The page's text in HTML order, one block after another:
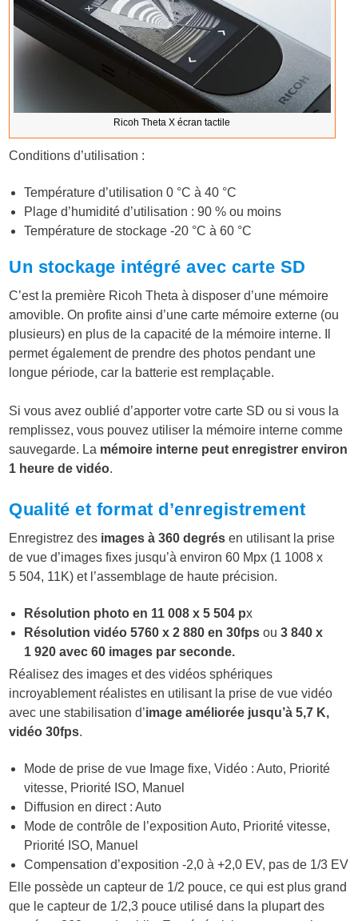
Ricoh Theta X écran tactile
Conditions d’utilisation :
Température d’utilisation 0 °C à 40 °C
Plage d’humidité d’utilisation : 90 % ou moins
Température de stockage -20 °C à 60 °C
Un stockage intégré avec carte SD
C’est la première Ricoh Theta à disposer d’une mémoire
amovible. On profite ainsi d’une carte mémoire externe (ou
plusieurs) en plus de la capacité de la mémoire interne. Il
permet également de prendre des photos pendant une
longue période, car la batterie est remplaçable.
Si vous avez oublié d’apporter votre carte SD ou si vous la
remplissez, vous pouvez utiliser la mémoire interne comme
sauvegarde. La mémoire interne peut enregistrer environ
1 heure de vidéo.
Qualité et format d’enregistrement
Enregistrez des images à 360 degrés en utilisant la prise
de vue d’images fixes jusqu’à environ 60 Mpx (1 1008 x
5 504, 11K) et l’assemblage de haute précision.
Résolution photo en 11 008 x 5 504 px
Résolution vidéo 5760 x 2 880 en 30fps ou3 840 x
1 920 avec 60 images par seconde.
Réalisez des images et des vidéos sphériques
incroyablement réalistes en utilisant la prise de vue vidéo
avec une stabilisation d’image améliorée jusqu’à 5,7 K,
vidéo 30fps.
Mode de prise de vue Image fixe, Vidéo : Auto, Priorité
vitesse, Priorité ISO, Manuel
Diffusion en direct : Auto
Mode de contrôle de l’exposition Auto, Priorité vitesse,
Priorité ISO, Manuel
Compensation d’exposition -2,0 à +2,0 EV, pas de 1/3 EV
Elle possède un capteur de 1/2 pouce, ce qui est plus grand
que le capteur de 1/2,3 pouce utilisé dans la plupart des